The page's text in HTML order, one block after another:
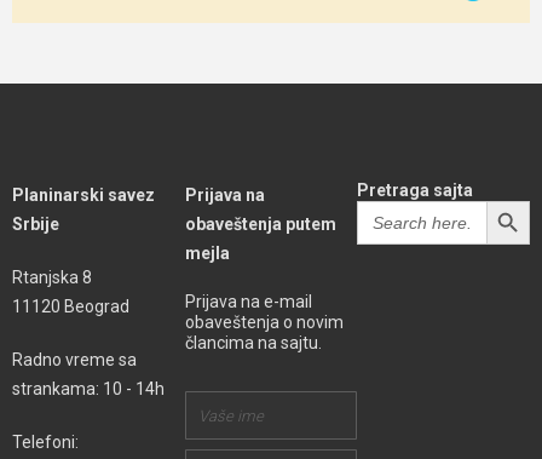
Planinarski savez
Srbije
Rtanjska 8
11120 Beograd
Radno vreme sa
strankama: 10 - 14h
Telefoni:
Prijava na
obaveštenja putem
mejla
Prijava na e-mail
obaveštenja o novim
člancima na sajtu.
Pretraga sajta
Search
for:
SEARCH